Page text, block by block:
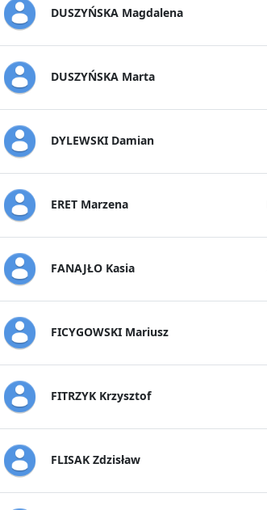
DUSZYŃSKA Magdalena
DUSZYŃSKA Marta
DYLEWSKI Damian
ERET Marzena
FANAJŁO Kasia
FICYGOWSKI Mariusz
FITRZYK Krzysztof
FLISAK Zdzisław